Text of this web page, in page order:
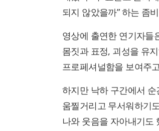
되지 않았을까” 하는 좀
영상에 출연한 연기자들
몸짓과 표정, 괴성을 유
프로페셔널함을 보여주
하지만 낙하 구간에서
움찔거리고 무서워하기
나와 웃음을 자아내기도